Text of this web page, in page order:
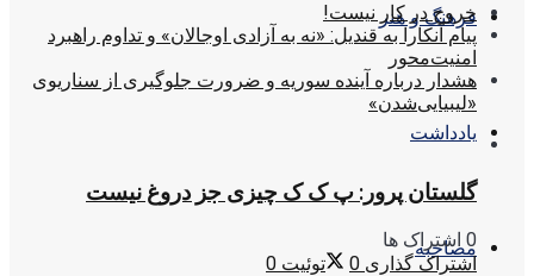
فرهنگ و هنر
یادداشت
مصاحبه
خروج در کار نیست!
پیام آنکارا به قندیل: «نه به آزادی اوجالان» و تداوم راهبرد
امنیت‌محور
هشدار درباره آینده سوریه و ضرورت جلوگیری از سناریوی
«لیبیایی‌شدن»
گلستان پرور: پ ک ک چیزی جز دروغ نیست
0 اشتراک ها
اشتراک گذاری 0 توئیت 0